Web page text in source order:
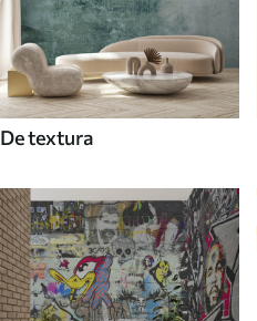
De textura